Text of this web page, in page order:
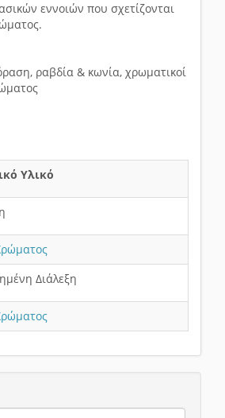
εννοιών που σχετίζονται
ραβδία & κωνία, χρωματικοί
Υλικό
Διάλεξη